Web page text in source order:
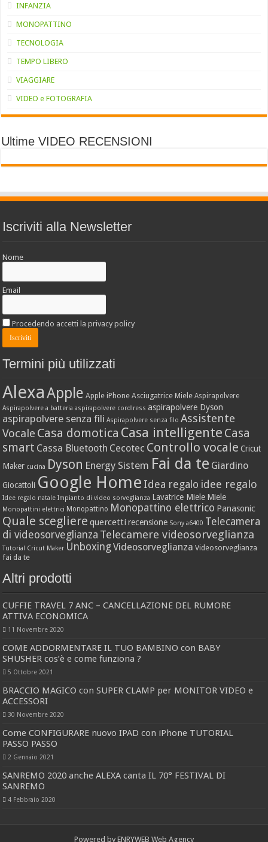
INFANZIA
MONOPATTINO
TECNOLOGIA
TEMPO LIBERO
VIAGGIARE
VIDEO e FOTOGRAFIA
Ultime VIDEO RECENSIONI
Iscriviti alla Newsletter
Nome
Email
Procedendo accetti la privacy policy
Termini più utilizzati
AlexaApple Apple iPhone Asciugatrice Miele Aspirapolvere
Aspirapolvere a batteria aspirapolvere cordlress aspirapolvere Dyson
aspirapolvere senza fili Aspirapolvere senza filo Assistente
Vocale Casa domotica Casa intelligente Casa
smart Cassa Bluetooth Cecotec Controllo vocale Cricut
Maker cucina Dyson Energy Sistem Fai da te Giardino
Giocattoli Google Home Idea regalo idee regalo
Idee regalo natale Impianto di video sorveglianza Lavatrice Miele Miele
Monopattini elettrici Monopattino Monopattino elettrico Panasonic
Quale scegliere quercetti recensione Sony a6400 Telecamera
di videosorveglianza Telecamere videosorveglianza
Tutorial Cricut Maker UnboxingVideosorveglianza Videosorveglianza
fai da te
Altri prodotti
CUFFIE TRAVEL 7 ANC – CANCELLAZIONE DEL RUMORE
ATTIVA ECONOMICA
11 Novembre 2020
COME ADDORMENTARE IL TUO BAMBINO con BABY
SHUSHER cos’è e come funziona ?
5 Ottobre 2021
BRACCIO MAGICO con SUPER CLAMP per MONITOR VIDEO e
ACCESSORI
30 Novembre 2020
Come CONFIGURARE nuovo IPAD con iPhone TUTORIAL
PASSO PASSO
2 Gennaio 2021
SANREMO 2020 anche ALEXA canta IL 70° FESTIVAL DI
SANREMO
4 Febbraio 2020
Powered by ENRYWEB Web Agency